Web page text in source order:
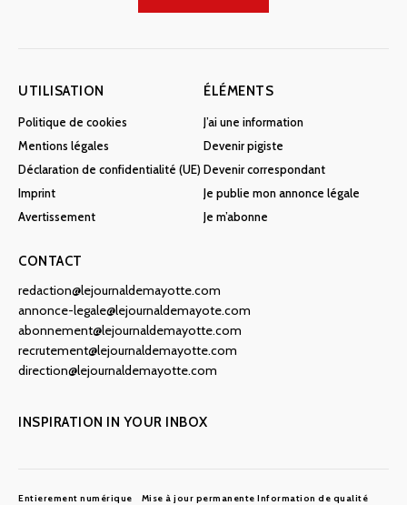
UTILISATION
Politique de cookies
Mentions légales
Déclaration de confidentialité (UE)
Imprint
Avertissement
ÉLÉMENTS
J’ai une information
Devenir pigiste
Devenir correspondant
Je publie mon annonce légale
Je m’abonne
CONTACT
redaction@lejournaldemayotte.com
annonce-legale@lejournaldemayote.com
abonnement@lejournaldemayotte.com
recrutement@lejournaldemayotte.com
direction@lejournaldemayotte.com
INSPIRATION IN YOUR INBOX
Entierement numérique Mise à jour permanente Information de qualité